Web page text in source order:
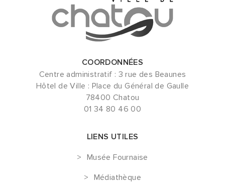
COORDONNÉES
Centre administratif : 3 rue des Beaunes
Hôtel de Ville : Place du Général de Gaulle
78400 Chatou
01 34 80 46 00
LIENS UTILES
Musée Fournaise
Médiathèque